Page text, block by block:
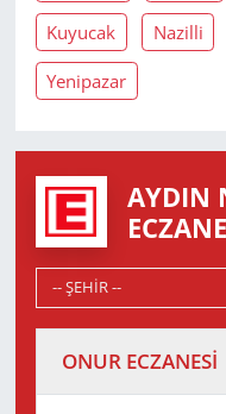
Kuyucak Nazilli
Yenipazar
AYDIN
ONUR ECZANESİ